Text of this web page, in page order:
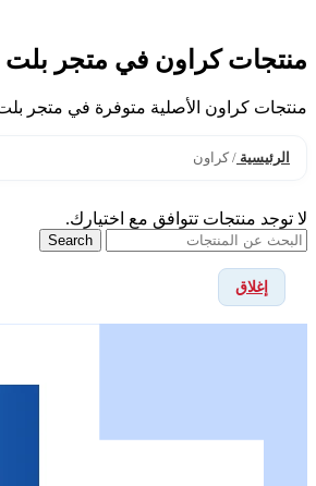
منتجات كراون في متجر بلت
منتجات كراون الأصلية متوفرة في متجر
الرئيسية / كراون
لا توجد منتجات تتوافق مع اختيارك.
Search
إغلاق